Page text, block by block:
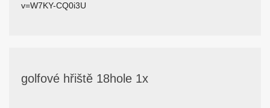
v=W7KY-CQ0i3U
golfové hřiště 18hole 1x